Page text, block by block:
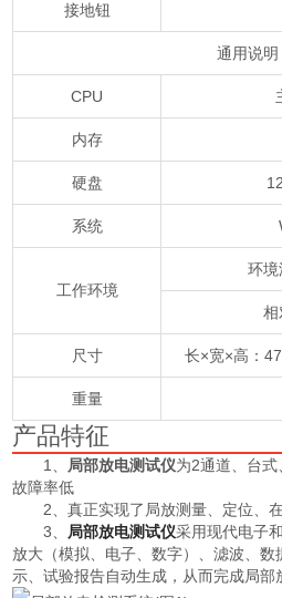
接地钮
通用说明
CPU
内存
硬盘
系统
工作环境
环
相
尺寸 长×宽×高：
重量
产品特征
1、 局部放电测试仪为2通道、台式
故障率低
2、真正实现了局放测量、定位、
3、
局部放电测试仪采用现代电子
放大（模拟、电子、数字）、滤波、数
示、试验报告自动生成，从而完成局